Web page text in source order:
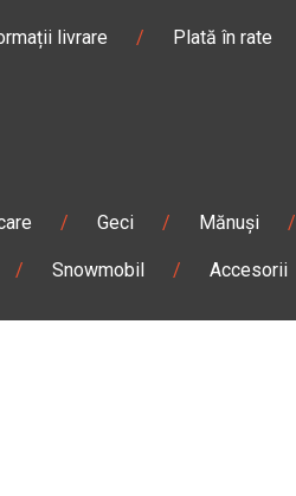
livrare / Plată în rate
/ Geci / Mănuși /
/ Snowmobil / Accesorii